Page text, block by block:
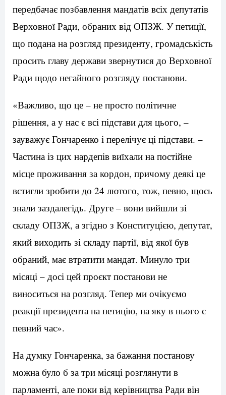
передбачає позбавлення мандатів всіх депутатів
Верховної Ради, обраних від ОПЗЖ. У петиції,
що подана на розгляд президенту, громадськість
просить главу держави звернутися до Верховної
Ради щодо негайного розгляду постанови.
«Важливо, що це – не просто політичне
рішення, а у нас є всі підстави для цього, –
зауважує Гончаренко і перелічує ці підстави. –
Частина із цих нардепів виїхали на постійне
місце проживання за кордон, причому деякі це
встигли зробити до 24 лютого, тож, певно, щось
знали заздалегідь. Друге – вони вийшли зі
складу ОПЗЖ, а згідно з Конституцією, депутат,
який виходить зі складу партії, від якої був
обраний, має втратити мандат. Минуло три
місяці – досі цей проєкт постанови не
виноситься на розгляд. Тепер ми очікуємо
реакції президента на петицію, на яку в нього є
певний час».
На думку Гончаренка, за бажання постанову
можна було б за три місяці розглянути в
парламенті, але поки від керівництва Ради він